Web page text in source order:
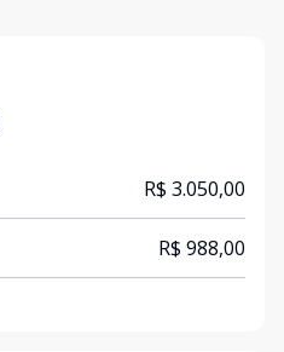
R$ 3.050,00
R$ 988,00